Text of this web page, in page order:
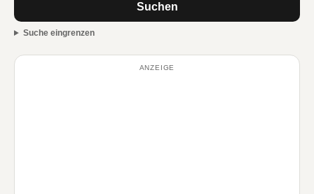
Suchen
Suche eingrenzen
ANZEIGE